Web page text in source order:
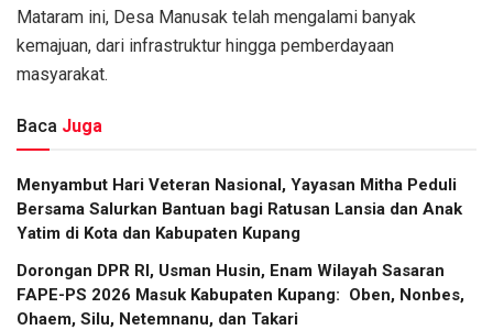
Mataram ini, Desa Manusak telah mengalami banyak
kemajuan, dari infrastruktur hingga pemberdayaan
masyarakat.
Baca Juga
​Menyambut Hari Veteran Nasional, Yayasan Mitha Peduli
Bersama Salurkan Bantuan bagi Ratusan Lansia dan Anak
Yatim di Kota dan Kabupaten Kupang
Dorongan DPR RI, Usman Husin, Enam Wilayah Sasaran
FAPE-PS 2026 Masuk Kabupaten Kupang: Oben, Nonbes,
Ohaem, Silu, Netemnanu, dan Takari